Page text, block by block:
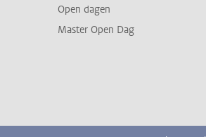
Open dagen
Master Open Dag